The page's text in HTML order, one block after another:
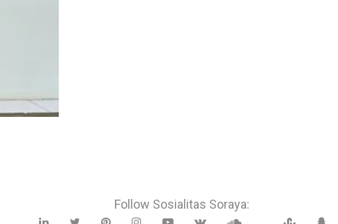
Follow Sosialitas Soraya: